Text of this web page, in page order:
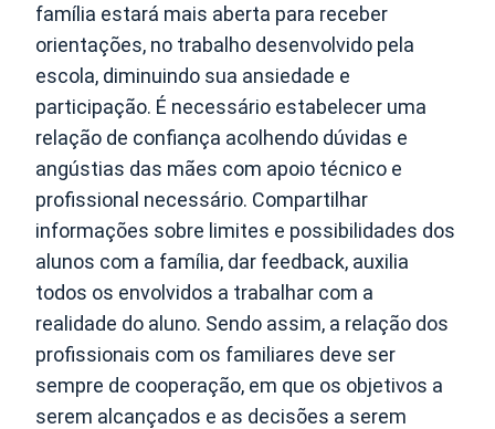
família estará mais aberta para receber
orientações, no trabalho desenvolvido pela
escola, diminuindo sua ansiedade e
participação. É necessário estabelecer uma
relação de confiança acolhendo dúvidas e
angústias das mães com apoio técnico e
profissional necessário. Compartilhar
informações sobre limites e possibilidades dos
alunos com a família, dar feedback, auxilia
todos os envolvidos a trabalhar com a
realidade do aluno. Sendo assim, a relação dos
profissionais com os familiares deve ser
sempre de cooperação, em que os objetivos a
serem alcançados e as decisões a serem